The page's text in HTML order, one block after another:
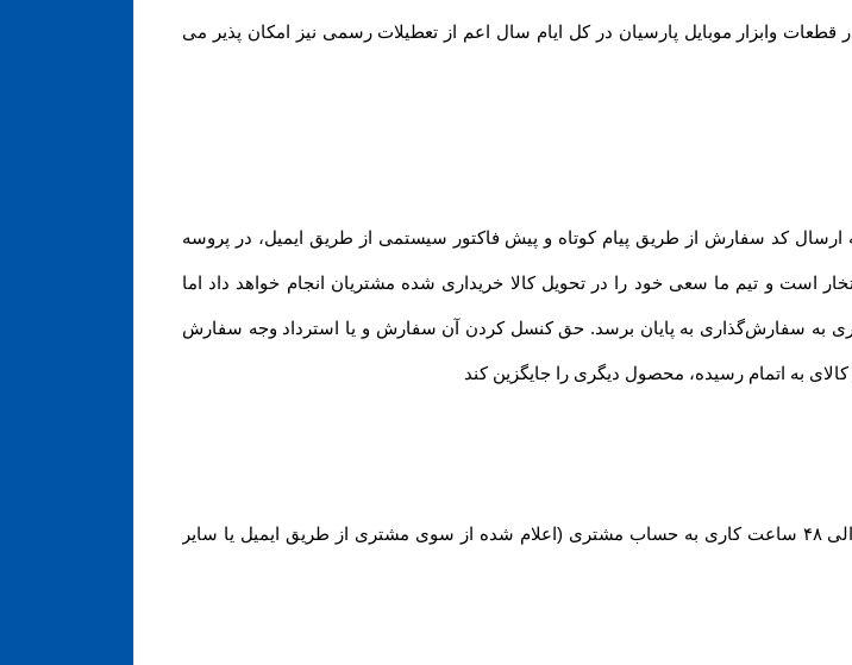
وابزار موبایل پارسیان در کل ایام سال اعم از تعطیلات رسمی نیز امکان پذیر می
کد سفارش از طریق پیام کوتاه و پیش فاکتور سیستمی از طریق ایمیل، در پروسه
است و تیم ما سعی خود را در تحویل کالا خریداری شده مشتریان انجام خواهد داد اما
به سفارش‌‏گذاری به پایان برسد. حق کنسل کردن آن سفارش و یا استرداد وجه سفارش
به اتمام رسیده، محصول دیگری را جایگزین کند
در صورت بروز مشکل مانند اتمام موجودی کالا ، مبلغ پرداخت شده طی ۲۴ الی ۴۸ ساعت کاری به حساب مشتری (اعلام شده از سوی مشتری از طریق ایمیل یا سایر